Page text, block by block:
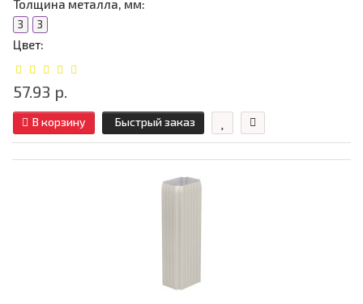
Толщина металла, мм:
3 3
Цвет:
57.93 р.
В корзину Быстрый заказ